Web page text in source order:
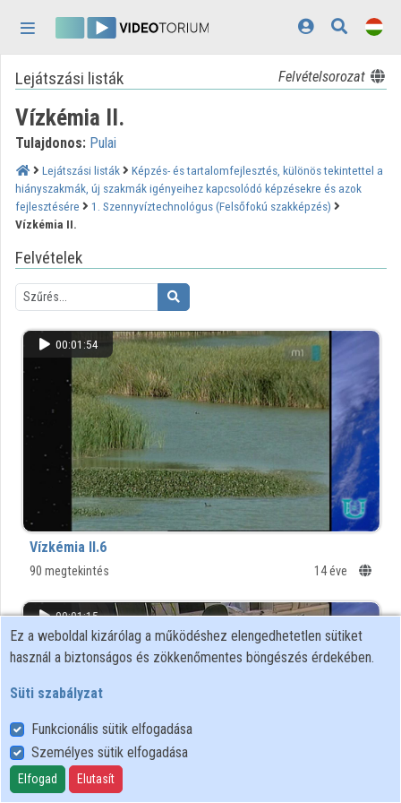
Kezdőlap
Bejelentkezés
Felfedezés
Kategóriák
Lejátszási listák
Intézmények
Közreműködők
Megjelenés:világos
Lejátszási listák Felvételsorozat
Vízkémia II.
Tulajdonos: Pulai
Lejátszási listák
Képzés- és tartalomfejlesztés, különös tekintettel a
hiányszakmák, új szakmák igényeihez kapcsolódó képzésekre és azok
fejlesztésére
1. Szennyvíztechnológus (Felsőfokú szakképzés)
Vízkémia II.
Felvételek
00:01:54
Vízkémia II.6
90 megtekintés 14 éve
00:01:15
Ez a weboldal kizárólag a működéshez elengedhetetlen sütiket
használ a biztonságos és zökkenőmentes böngészés érdekében.
Süti szabályzat
Funkcionális sütik elfogadása
Személyes sütik elfogadása
Elfogad Elutasít